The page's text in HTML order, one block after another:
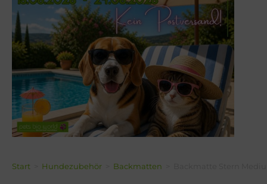
Startseite
Über Mich!
Unser Team!
Blog
Kontakt
Napf-Wissen!
Start Hundezubehör Backmatten